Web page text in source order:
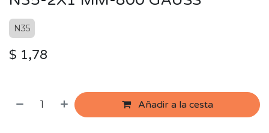
N35
$ 1,78
Añadir a la cesta